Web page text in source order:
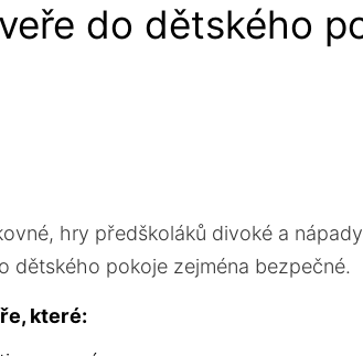
do dětského
hry předškoláků divoké a
dětského pokoje zejména bezpečné.
které: